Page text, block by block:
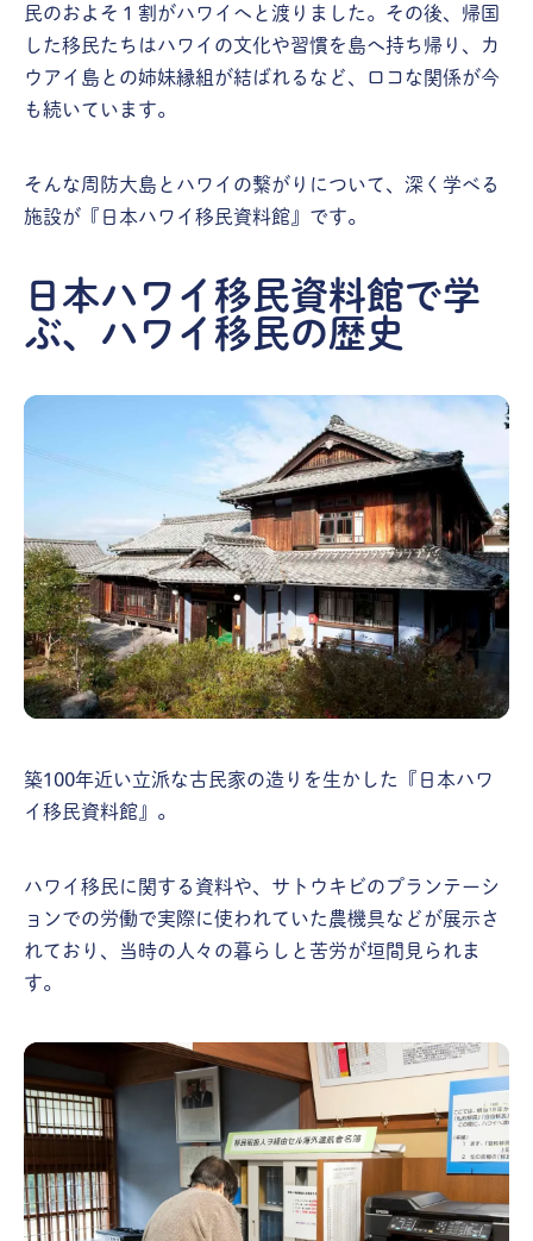
民のおよそ１割がハワイへと渡りました。その後、帰国
した移民たちはハワイの文化や習慣を島へ持ち帰り、カ
ウアイ島との姉妹縁組が結ばれるなど、ロコな関係が今
も続いています。
そんな周防大島とハワイの繋がりについて、深く学べる
施設が『日本ハワイ移民資料館』です。
日本ハワイ移民資料館で学
ぶ、ハワイ移民の歴史
築100年近い立派な古民家の造りを生かした『日本ハワ
イ移民資料館』。
ハワイ移民に関する資料や、サトウキビのプランテーシ
ョンでの労働で実際に使われていた農機具などが展示さ
れており、当時の人々の暮らしと苦労が垣間見られま
す。